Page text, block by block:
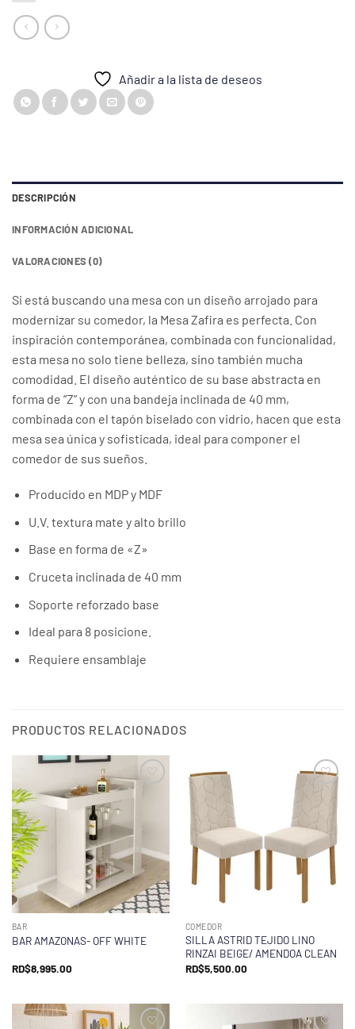
Añadir a la lista de deseos
DESCRIPCIÓN
INFORMACIÓN ADICIONAL
VALORACIONES (0)
Si está buscando una mesa con un diseño arrojado para
modernizar su comedor, la Mesa Zafira es perfecta. Con
inspiración contemporánea, combinada con funcionalidad,
esta mesa no solo tiene belleza, sino también mucha
comodidad. El diseño auténtico de su base abstracta en
forma de “Z” y con una bandeja inclinada de 40 mm,
combinada con el tapón biselado con vidrio, hacen que esta
mesa sea única y sofisticada, ideal para componer el
comedor de sus sueños.
Producido en MDP y MDF
U.V. textura mate y alto brillo
Base en forma de «Z»
Cruceta inclinada de 40 mm
Soporte reforzado base
Ideal para 8 posicione.
Requiere ensamblaje
PRODUCTOS RELACIONADOS
BAR
BAR AMAZONAS- OFF WHITE
RD$8,995.00
COMEDOR
SILLA ASTRID TEJIDO LINO
RINZAI BEIGE/ AMENDOA CLEAN
RD$5,500.00